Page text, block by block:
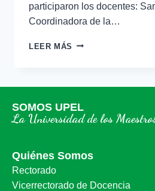
participaron los docentes:
Coordinadora de la…
LEER MÁS
SOMOS UPEL
La Universidad de los
Quiénes Somos
Rectorado
Vicerrectorado de Docencia